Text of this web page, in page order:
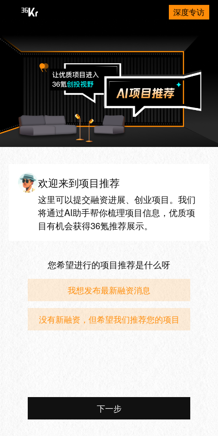
深度专访
欢迎来到项目推荐
这里可以提交融资进展、创业项目。我们
将通过AI助手帮你梳理项目信息，优质项
目有机会获得36氪推荐展示。
您希望进行的项目推荐是什么呀
我想发布最新融资消息
没有新融资，但希望我们推荐您的项目
下一步